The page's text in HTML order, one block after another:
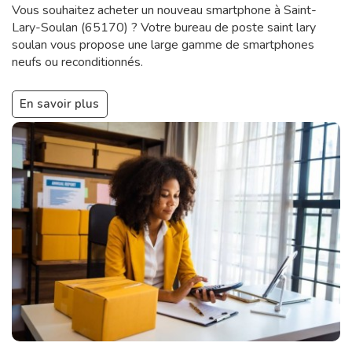
Vous souhaitez acheter un nouveau smartphone à Saint-
Lary-Soulan (65170) ? Votre bureau de poste saint lary
soulan vous propose une large gamme de smartphones
neufs ou reconditionnés.
En savoir plus